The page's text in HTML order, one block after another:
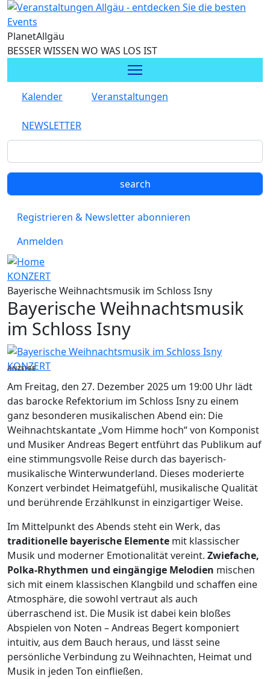
Direkt zum Inhalt
PlanetAllgäu
BESSER WISSEN WO WAS LOS IST
Kalender Veranstaltungen
NEWSLETTER
Registrieren & Newsletter abonnieren
Anmelden
KONZERT
Bayerische Weihnachtsmusik im Schloss Isny
Bayerische Weihnachtsmusik
im Schloss Isny
KONZERT
ANZEIGE
Am Freitag, den 27. Dezember 2025 um 19:00 Uhr lädt
das barocke Refektorium im Schloss Isny zu einem
ganz besonderen musikalischen Abend ein: Die
Weihnachtskantate „Vom Himme hoch“ von Komponist
und Musiker Andreas Begert entführt das Publikum auf
eine stimmungsvolle Reise durch das bayerisch-
musikalische Winterwunderland. Dieses moderierte
Konzert verbindet Heimatgefühl, musikalische Qualität
und berührende Erzählkunst in einzigartiger Weise.
Im Mittelpunkt des Abends steht ein Werk, das
traditionelle bayerische Elemente mit klassischer
Musik und moderner Emotionalität vereint. Zwiefache,
Polka-Rhythmen und eingängige Melodien mischen
sich mit einem klassischen Klangbild und schaffen eine
Atmosphäre, die sowohl vertraut als auch
überraschend ist. Die Musik ist dabei kein bloßes
Abspielen von Noten – Andreas Begert komponiert
intuitiv, aus dem Bauch heraus, und lässt seine
persönliche Verbindung zu Weihnachten, Heimat und
Musik in jeden Ton einfließen.